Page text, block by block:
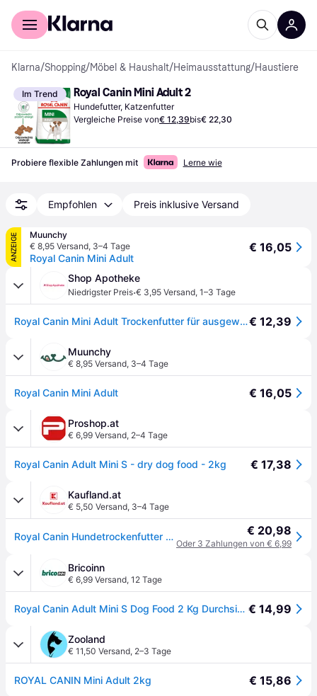
Für Shopper
Klarna/Shopping/Möbel & Haushalt/Heimausstattung/Haustiere
Im Trend Royal Canin Mini Adult 2
Hundefutter, Katzenfutter
Vergleiche Preise von€ 12,39bis€ 22,30
Probiere flexible Zahlungen mit Lerne wie
Empfohlen Preis inklusive Versand
ANZEIGE
Muunchy
€ 8,95 Versand, 3–4 Tage
Royal Canin Mini Adult
€ 16,05
Shop Apotheke
Niedrigster Preis·€ 3,95 Versand, 1–3 Tage
Royal Canin Mini Adult Trockenfutter für ausgewachsene kleine Hunde 2 kg€ 12,39
Muunchy
€ 8,95 Versand, 3–4 Tage
Royal Canin Mini Adult € 16,05
Proshop.at
€ 6,99 Versand, 2–4 Tage
Royal Canin Adult Mini S - dry dog food - 2kg € 17,38
Kaufland.at
€ 5,50 Versand, 3–4 Tage
Royal Canin Hundetrockenfutter Adult Mini 2 kg Geflügel € 20,98
Oder 3 Zahlungen von € 6,99
Bricoinn
€ 6,99 Versand, 12 Tage
Royal Canin Adult Mini S Dog Food 2 Kg Durchsichtig € 14,99
Zooland
€ 11,50 Versand, 2–3 Tage
ROYAL CANIN Mini Adult 2kg € 15,86